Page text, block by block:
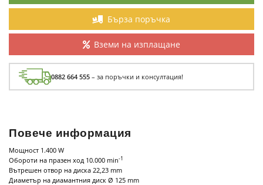
Бърза поръчка
Вземи на изплащане
0882 664 555 – за поръчки и консултация!
Повече информация
Мощност 1.400 W
Обороти на празен ход 10.000 min-1
Вътрешен отвор на диска 22,23 mm
Диаметър на диамантния диск Ø 125 mm